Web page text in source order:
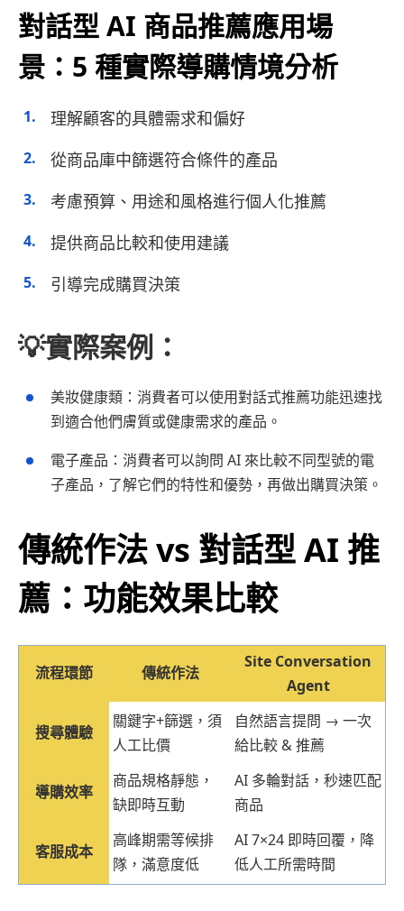
對話型 AI 商品推薦應用場
景：5 種實際導購情境分析
理解顧客的具體需求和偏好
從商品庫中篩選符合條件的產品
考慮預算、用途和風格進行個人化推薦
提供商品比較和使用建議
引導完成購買決策
💡實際案例：
美妝健康類：消費者可以使用對話式推薦功能迅速找
到適合他們膚質或健康需求的產品。
電子產品：消費者可以詢問 AI 來比較不同型號的電
子產品，了解它們的特性和優勢，再做出購買決策。
傳統作法 vs 對話型 AI 推
薦：功能效果比較
流程環節 傳統作法
Site Conversation
Agent
搜尋體驗
關鍵字+篩選，須
人工比價
自然語言提問 → 一次
給比較 & 推薦
導購效率
商品規格靜態，
缺即時互動
AI 多輪對話，秒速匹配
商品
客服成本
高峰期需等候排
隊，滿意度低
AI 7×24 即時回覆，降
低人工所需時間